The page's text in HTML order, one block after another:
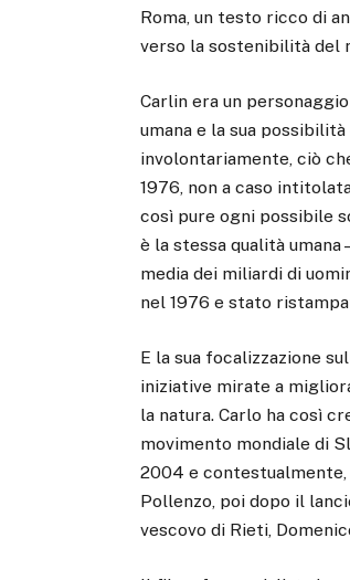
Roma, un testo ricco di
verso la sostenibilità del
Carlin era un
umana e la sua
involontariamente, ciò
1976, non a caso
così pure ogni possibile
è la stessa qualità
media dei miliardi di
nel 1976 e stato
E la sua focalizzazione
iniziative mirate a
la natura. Carlo ha così
movimento mondiale di
2004 e contestualmente,
Pollenzo, poi dopo il
vescovo di Rieti,